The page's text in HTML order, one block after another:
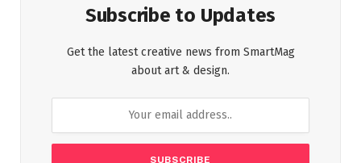
Subscribe to Updates
Get the latest creative news from SmartMag
about art & design.